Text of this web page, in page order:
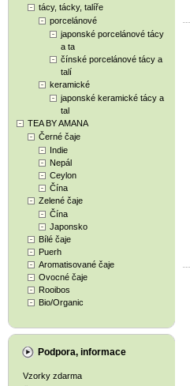
tácy, tácky, talíře
porcelánové
japonské porcelánové tácy
a ta
čínské porcelánové tácy a
talí
keramické
japonské keramické tácy a
tal
TEA BY AMANA
Černé čaje
Indie
Nepál
Ceylon
Čína
Zelené čaje
Čína
Japonsko
Bílé čaje
Puerh
Aromatisované čaje
Ovocné čaje
Rooibos
Bio/Organic
Podpora, informace
Vzorky zdarma